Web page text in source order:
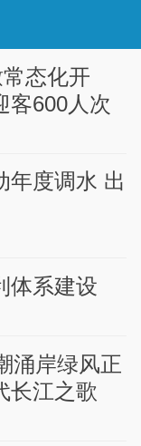
态化开
客600人次
年度调水 出
体系建设
涌岸绿风正
江之歌